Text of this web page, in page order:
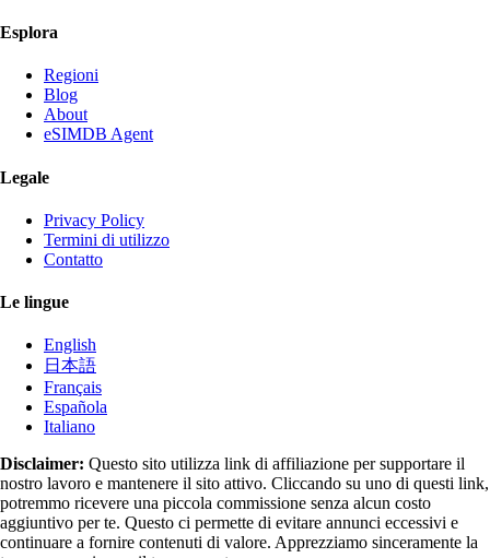
Esplora
Regioni
Blog
About
eSIMDB Agent
Legale
Privacy Policy
Termini di utilizzo
Contatto
Le lingue
English
日本語
Français
Española
Italiano
Disclaimer: Questo sito utilizza link di affiliazione per supportare il
nostro lavoro e mantenere il sito attivo. Cliccando su uno di questi link,
potremmo ricevere una piccola commissione senza alcun costo
aggiuntivo per te. Questo ci permette di evitare annunci eccessivi e
continuare a fornire contenuti di valore. Apprezziamo sinceramente la